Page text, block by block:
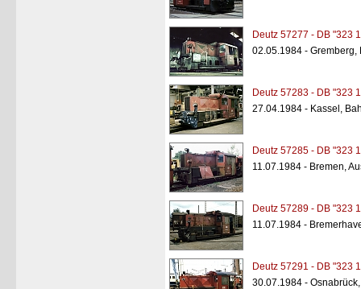
Deutz 57277 - DB "323
02.05.1984 - Gremberg,
Deutz 57283 - DB "323
27.04.1984 - Kassel,
Deutz 57285 - DB "323
11.07.1984 - Bremen,
Deutz 57289 - DB "323
11.07.1984 -
Deutz 57291 - DB "323
30.07.1984 -